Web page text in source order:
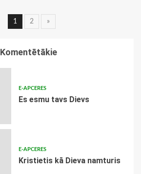
Ziņu
1 2 »
Komentētākie
E-APCERES
Es esmu tavs Dievs
E-APCERES
Kristietis kā Dieva namturis